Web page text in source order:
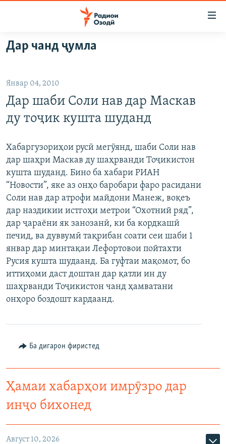
Ҷаҳиш
ба
аслӣ
Ҷаҳиш
ба
феҳристи
аслӣ
Ҷаҳиш
ҷустор
ГӮШАҲО
ҶОМЕА
ҚАЗИЯИ "КРОКУС"
ОСИЁИ МАРКАЗӢ
ФАРҲАНГ
МЕҲМОНИ ОЗОДӢ
ВАРЗИШ
РӮЗГОРИ МУҲОҶИР
САЛОМ, ХОҲАР
ТАҲҚИҚОТ
ҶАНГ ДАР УКРАИНА
НАЗАРИ МАРДУМ
БЛОГИСТОН
ОЗОДӢ ОНЛАЙН
ЧАНДРАСОНАӢ
ВИДЕО
НИГОРИСТОН
ГУЗОРИШҲОИ РАДИОӢ
РӮЙХАТҲО
КИТОБҲОИ ОЗОДӢ
Русский
ПАЙГИРӢ КУНЕД
Ҳамаи сомонаҳои RFE/RL
Дар чанд ҷумла
Январ 04, 2010
Дар шаби Соли нав дар Маскав
ду тоҷик кушта шуданд
Хабаргузориҳои русӣ мегӯянд, шаби Соли нав
дар шаҳри Маскав ду шаҳрванди Тоҷикистон
кушта шуданд. Бино ба хабари РИАН
“Новости”, яке аз онҳо баробари фаро расидани
Соли нав дар атрофи майдони Манеж, воқеъ
дар наздикии истгоҳи метрои “Охотний ряд”,
дар ҷараёни як занозанӣ, ки ба кордкашӣ
печид, ва дуввумӣ тақрибан соати сеи шаби 1
январ дар минтақаи Лефортовои пойтахти
Русия кушта шудаанд. Ба гуфтаи мақомот, бо
иттиҳоми даст доштан дар қатли ин ду
шаҳрванди Тоҷикистон чанд ҳамватани
онҳоро боздошт кардаанд.
Ба дигарон фиристед
Ҳамаи хабарҳои имрӯзро дар
инҷо бихонед
Август 10, 2026